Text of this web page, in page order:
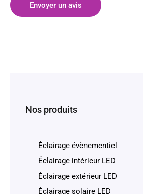
Envoyer un avis
Nos produits
Éclairage évènementiel
Éclairage intérieur LED
Éclairage extérieur LED
Éclairage solaire LED